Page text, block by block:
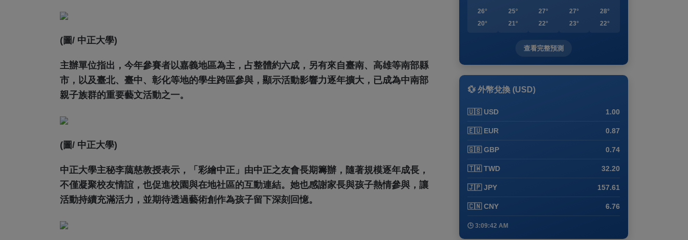
(圖/ 中正大學)
主辦單位指出，今年參賽者以嘉義地區為主，占整體約六成，另有來自臺南、高雄等南部縣
市，以及臺北、臺中、彰化等地的學生跨區參與，顯示活動影響力逐年擴大，已成為中南部
親子族群的重要藝文活動之一。
(圖/ 中正大學)
中正大學主秘李藹慈教授表示，「彩繪中正」由中正之友會長期籌辦，隨著規模逐年成長，
不僅凝聚校友情誼，也促進校園與在地社區的互動連結。她也感謝家長與孩子熱情參與，讓
活動持續充滿活力，並期待透過藝術創作為孩子留下深刻回憶。
26°
20°
25°
21°
27°
22°
27°
23°
28°
22°
查看完整預測
💱 外幣兌換 (USD)
🇺🇸 USD 1.00
🇪🇺 EUR 0.87
🇬🇧 GBP 0.74
🇹🇼 TWD 32.20
🇯🇵 JPY 157.61
🇨🇳 CNY 6.76
🕒 3:09:42 AM